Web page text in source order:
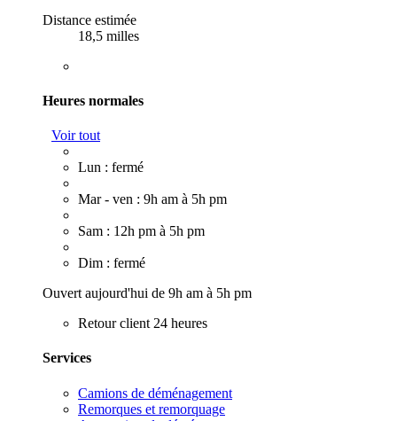
Distance estimée
18,5 milles
Heures normales
Voir tout
Lun : fermé
Mar - ven : 9h am à 5h pm
Sam : 12h pm à 5h pm
Dim : fermé
Ouvert aujourd'hui de 9h am à 5h pm
Retour client 24 heures
Services
Camions de déménagement
Remorques et remorquage